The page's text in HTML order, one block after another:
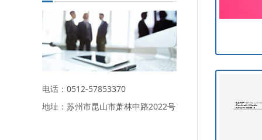
电话：0512-57853370
地址：苏州市昆山市萧林中路2022号